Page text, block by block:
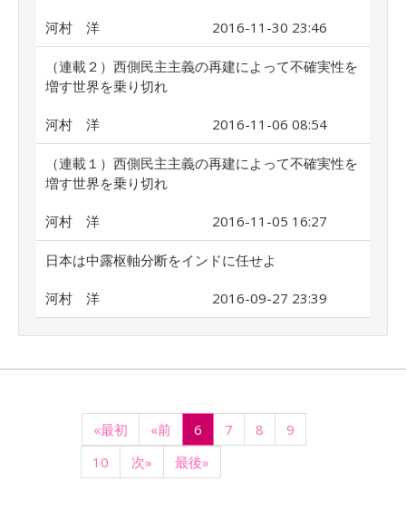
河村 洋 2016-11-30 23:46
（連載２）西側民主主義の再建によって不確実性を
増す世界を乗り切れ
河村 洋 2016-11-06 08:54
（連載１）西側民主主義の再建によって不確実性を
増す世界を乗り切れ
河村 洋 2016-11-05 16:27
日本は中露枢軸分断をインドに任せよ
河村 洋 2016-09-27 23:39
«最初 «前 6 7 8
9
10
次» 最後»